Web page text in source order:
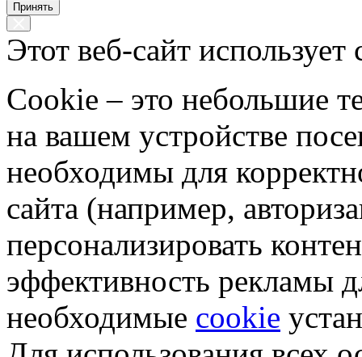
Принять
Этот веб-сайт использует
Cookie – это небольшие
на вашем устройстве
необходимы для
сайта (например,
персонализировать
эффективность рекламы
необходимые cookie